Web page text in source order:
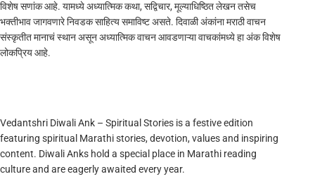
विशेष सणांक आहे. यामध्ये अध्यात्मिक कथा, सद्विचार, मूल्याधिष्ठित लेखन तसेच
भक्तीभाव जागवणारे निवडक साहित्य समाविष्ट असते. दिवाळी अंकांना मराठी वाचन
संस्कृतीत मानाचं स्थान असून अध्यात्मिक वाचन आवडणाऱ्या वाचकांमध्ये हा अंक विशेष
लोकप्रिय आहे.
Vedantshri Diwali Ank – Spiritual Stories is a festive edition
featuring spiritual Marathi stories, devotion, values and inspiring
content. Diwali Anks hold a special place in Marathi reading
culture and are eagerly awaited every year.